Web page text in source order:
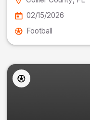
02/15/2026
Football